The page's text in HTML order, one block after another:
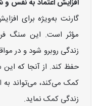
افزایش اعتماد به نفس
گارنت به‌ویژه برای
مؤثر است. این سنگ
زندگی روبرو شود و در
حفظ کند. از آنجا که
کمک می‌کند، می‌تواند به
زندگی کمک نماید.